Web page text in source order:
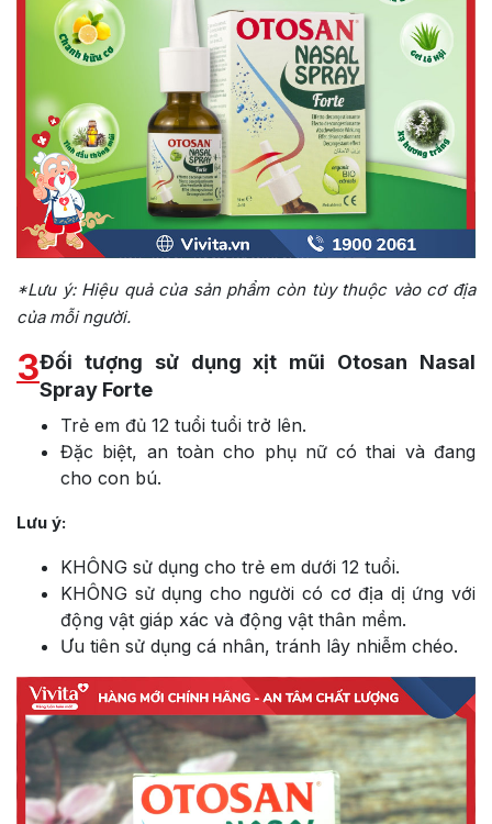
*Lưu ý: Hiệu quả của sản phẩm còn tùy thuộc vào cơ địa
của mỗi người.
3Đối tượng sử dụng xịt mũi Otosan Nasal
Spray Forte
Trẻ em đủ 12 tuổi tuổi trở lên.
Đặc biệt, an toàn cho phụ nữ có thai và đang
cho con bú.
Lưu ý:
KHÔNG sử dụng cho trẻ em dưới 12 tuổi.
KHÔNG sử dụng cho người có cơ địa dị ứng với
động vật giáp xác và động vật thân mềm.
Ưu tiên sử dụng cá nhân, tránh lây nhiễm chéo.